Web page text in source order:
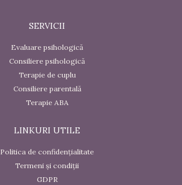
SERVICII
Evaluare psihologică
Consiliere psihologică
Terapie de cuplu
Consiliere parentală
Terapie ABA
LINKURI UTILE
Politica de confidențialitate
Termeni și condiții
GDPR